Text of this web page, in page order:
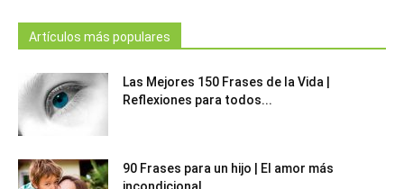
Artículos más populares
Las Mejores 150 Frases de la Vida |
Reflexiones para todos...
90 Frases para un hijo | El amor más